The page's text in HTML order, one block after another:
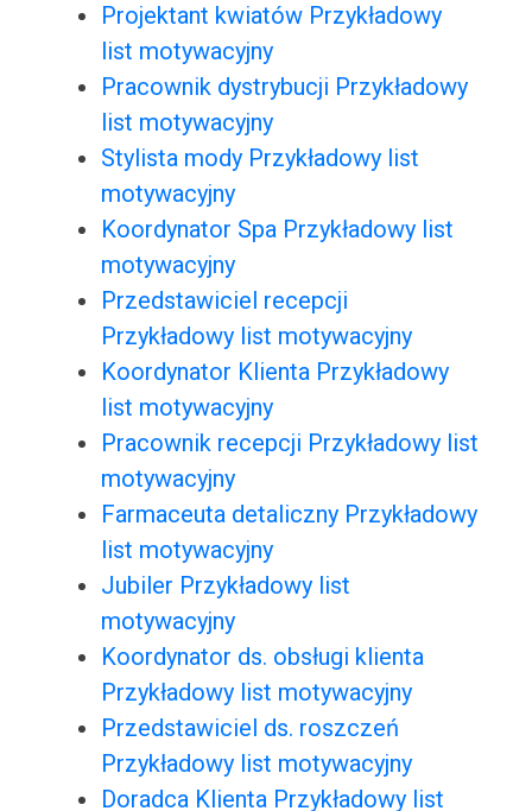
Projektant kwiatów Przykładowy
list motywacyjny
Pracownik dystrybucji Przykładowy
list motywacyjny
Stylista mody Przykładowy list
motywacyjny
Koordynator Spa Przykładowy list
motywacyjny
Przedstawiciel recepcji
Przykładowy list motywacyjny
Koordynator Klienta Przykładowy
list motywacyjny
Pracownik recepcji Przykładowy list
motywacyjny
Farmaceuta detaliczny Przykładowy
list motywacyjny
Jubiler Przykładowy list
motywacyjny
Koordynator ds. obsługi klienta
Przykładowy list motywacyjny
Przedstawiciel ds. roszczeń
Przykładowy list motywacyjny
Doradca Klienta Przykładowy list